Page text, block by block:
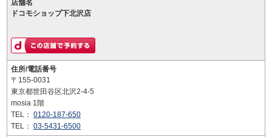
店舗名
ドコモショップ下北沢店
住所/電話番号
〒155-0031
東京都世田谷区北沢2-4-5
mosia 1階
TEL： 0120-187-650
TEL： 03-5431-6500